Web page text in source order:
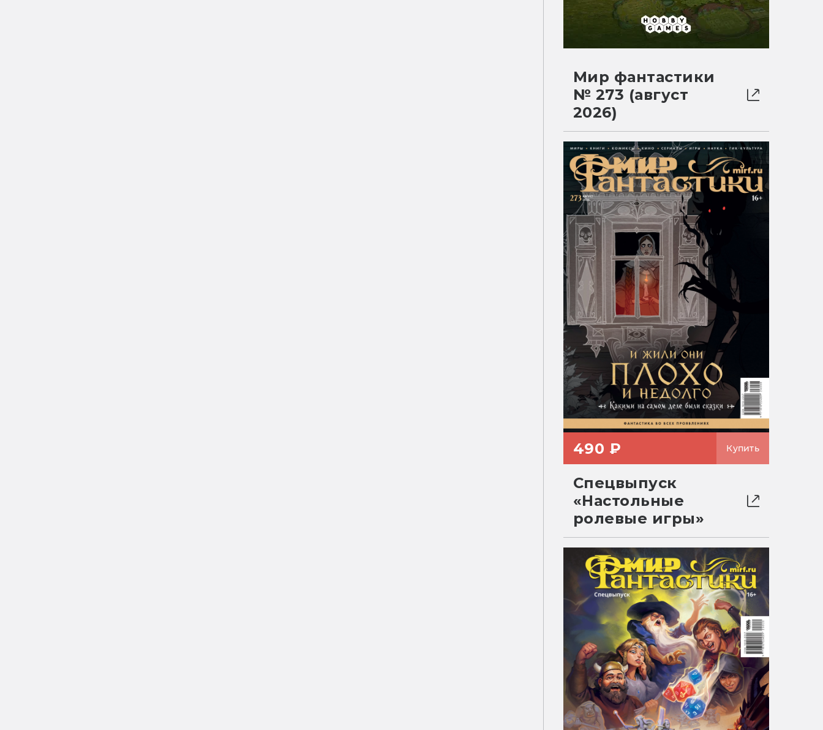
Мир фантастики
№ 273 (август
2026)
490 ₽ Купить
Спецвыпуск
«Настольные
ролевые игры»